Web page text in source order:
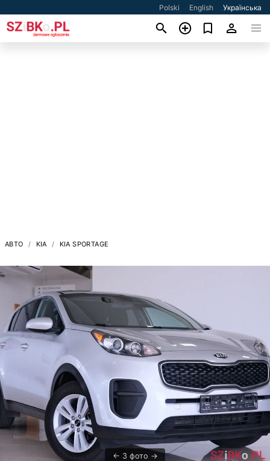
Polski English Українська
АВТО KIA KIA SPORTAGE
3 фото